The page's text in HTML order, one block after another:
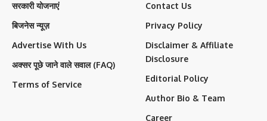
सरकारी योजनाएं
बिजनेस न्यूज़
Advertise With Us
अक्सर पूछे जाने वाले सवाल (FAQ)
Terms of Service
Contact Us
Privacy Policy
Disclaimer & Affiliate
Disclosure
Editorial Policy
Author Bio & Team
Career